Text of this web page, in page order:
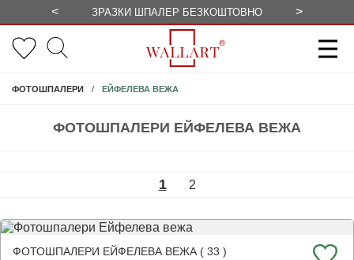
< ЗРАЗКИ ШПАЛЕР БЕЗКОШТОВНО >
ФОТОШПАЛЕРИ ЕЙФЕЛЕВА ВЕЖА
ФОТОШПАЛЕРИ ЕЙФЕЛЕВА ВЕЖА
1 2
ФОТОШПАЛЕРИ ЕЙФЕЛЕВА ВЕЖА ( 33 )